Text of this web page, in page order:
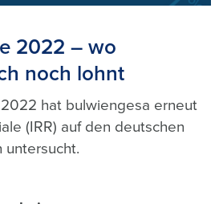
2022 – wo
noch lohnt
hat bulwiengesa erneut
(IRR) auf den deutschen
untersucht.